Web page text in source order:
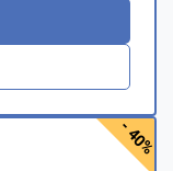
- 40%